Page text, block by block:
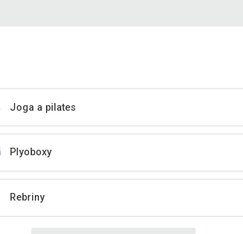
Joga a pilates
Plyoboxy
Rebriny